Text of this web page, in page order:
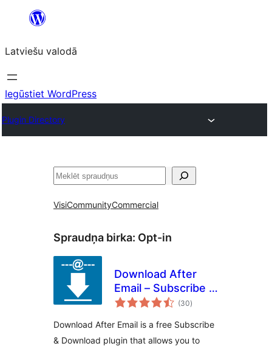
Pāriet
saturu
Latviešu valodā
Iegūstiet WordPress
Plugin Directory
Meklēt
VisiCommunityCommercial
Spraudņa birka: Opt-in
Download After
Email – Subscribe &
Download Form
(30vērtējumu
kopsumma
)
Download After Email is a free Subscribe
& Download plugin that allows you to